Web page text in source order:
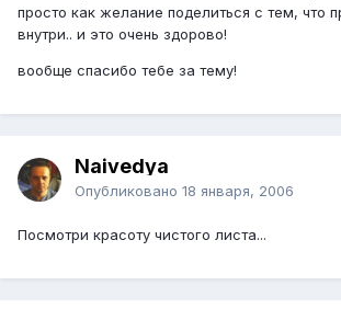
просто как желание поделиться с тем, что
внутри.. и это очень здорово!
вообще спасибо тебе за тему!
Naivedya
Опубликовано 18 января, 2006
Посмотри красоту чистого листа...